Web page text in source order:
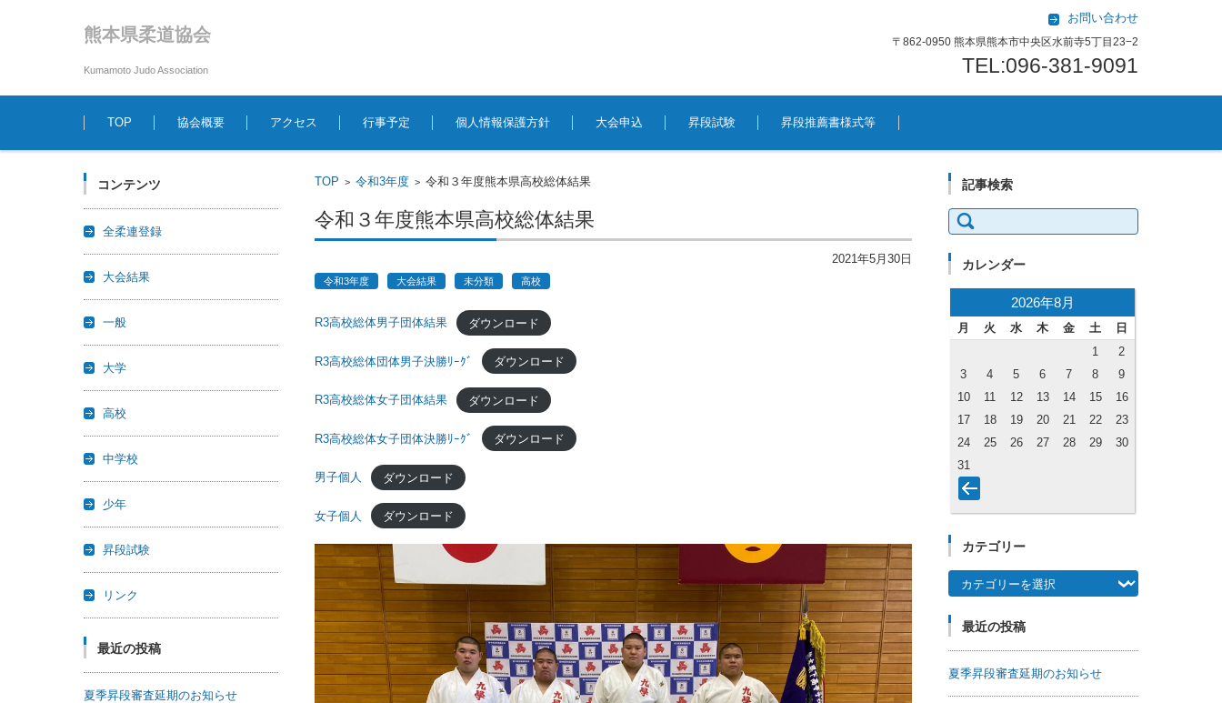
熊本県柔道協会
Kumamoto Judo Association
お問い合わせ
〒862-0950 熊本県熊本市中央区水前寺5丁目23−2
TEL:096-381-9091
コンテンツに移動
TOP
協会概要 アクセス 行事予定 個人情報保護方針 大会申込 昇段試験 昇段推薦書様式等
TOP >令和3年度 >令和３年度熊本県高校総体結果
令和３年度熊本県高校総体結果
2021年5月30日
令和3年度 大会結果 未分類 高校
R3高校総体男子団体結果 ダウンロード
R3高校総体団体男子決勝ﾘｰｸﾞ ダウンロード
R3高校総体女子団体結果 ダウンロード
R3高校総体女子団体決勝ﾘｰｸﾞ ダウンロード
男子個人 ダウンロード
女子個人 ダウンロード
コンテンツ
全柔連登録
大会結果
一般
大学
高校
中学校
少年
昇段試験
リンク
最近の投稿
夏季昇段審査延期のお知らせ
記事検索
検索:
カレンダー
2026年8月
月 火 水 木 金 土
日
1
2
3
4 5 6 7 8
9
10
11 12 13 14 15
16
17
18 19 20 21 22
23
24
25 26 27 28 29
30
31
カテゴリー
カテゴリー
最近の投稿
夏季昇段審査延期のお知らせ